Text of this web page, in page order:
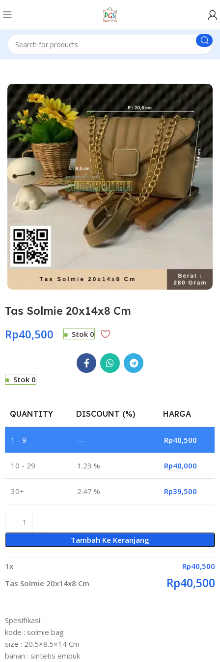
Tas Solmie 20x14x8 Cm
Rp40,500 Stok 0
Stok 0
QUANTITY DISCOUNT (%) HARGA
1 - 9 — Rp40,500
10 - 29 1.23 % Rp40,000
30+ 2.47 % Rp39,500
Tambah Ke Keranjang
1x Rp40,500
Tas Solmie 20x14x8 Cm
Rp40,500
Spesifikasi :
kode : solmie bag
size : 20.5×8.5×14 Cm
bahan : sintetis empuk